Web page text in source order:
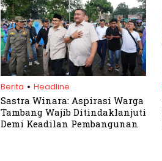
Berita . Headline
Sastra Winara: Aspirasi Warga
Tambang Wajib Ditindaklanjuti
Demi Keadilan Pembangunan